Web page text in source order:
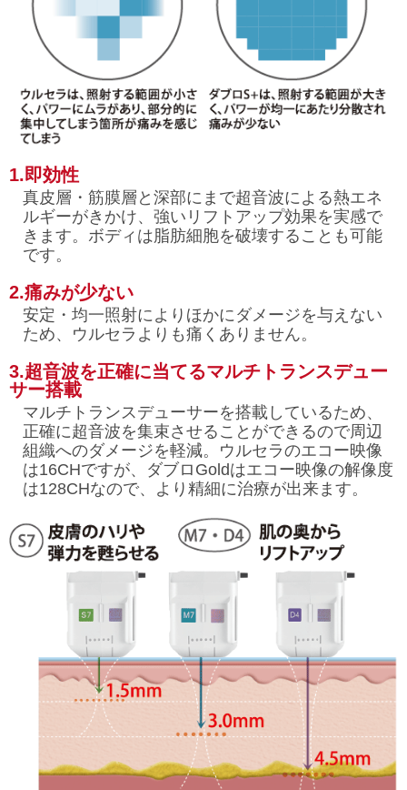
1.即効性
真皮層・筋膜層と深部にまで超音波による熱エネ
ルギーがきかけ、強いリフトアップ効果を実感で
きます。ボディは脂肪細胞を破壊することも可能
です。
2.痛みが少ない
安定・均一照射によりほかにダメージを与えない
ため、ウルセラよりも痛くありません。
3.超音波を正確に当てるマルチトランスデュー
サー搭載
マルチトランスデューサーを搭載しているため、
正確に超音波を集束させることができるので周辺
組織へのダメージを軽減。ウルセラのエコー映像
は16CHですが、ダブロGoldはエコー映像の解像度
は128CHなので、より精細に治療が出来ます。